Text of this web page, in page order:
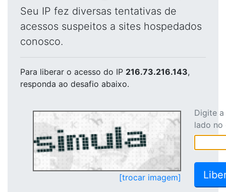
Seu IP fez diversas tentativas de
acessos suspeitos a sites hospedados
conosco.
Para liberar o acesso do IP 216.73.216.143,
responda ao desafio abaixo.
[trocar imagem]
Digite
lado no